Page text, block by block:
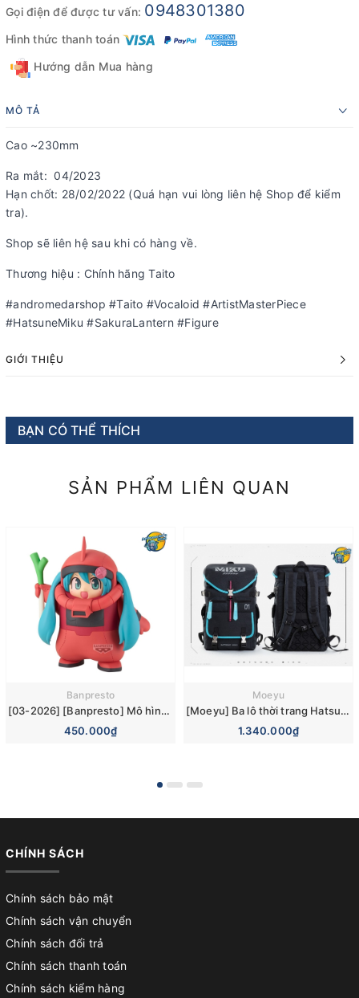
Gọi điện để được tư vấn: 0948301380
Hình thức thanh toán
Hướng dẫn Mua hàng
MÔ TẢ
Cao ~230mm
Ra mắt: 04/2023
Hạn chốt: 28/02/2022 (Quá hạn vui lòng liên hệ Shop để kiểm
tra).
Shop sẽ liên hệ sau khi có hàng về.
Thương hiệu : Chính hãng Taito
#andromedarshop #Taito #Vocaloid #ArtistMasterPiece
#HatsuneMiku #SakuraLantern #Figure
GIỚI THIỆU
BẠN CÓ THỂ THÍCH
SẢN PHẨM LIÊN QUAN
Banpresto
[03-2026] [Banpresto] Mô hình nhân vật GUNDAM 45th × Hatsune Miku Char’s Zaku Costume [Hatsune Miku Red Ver.] Figure
450.000₫
Moeyu
[Moeyu] Ba lô thời trang Hatsune Miku Unisex
1.340.000₫
CHÍNH SÁCH
Chính sách bảo mật
Chính sách vận chuyển
Chính sách đổi trả
Chính sách thanh toán
Chính sách kiểm hàng